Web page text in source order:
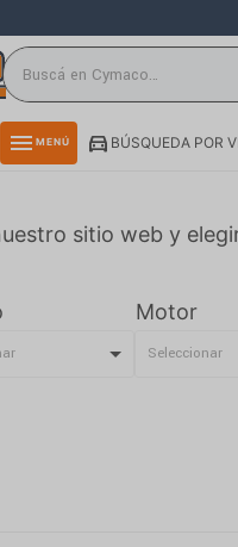
menu MENÚ BÚSQUEDA POR
sitio web y
Motor